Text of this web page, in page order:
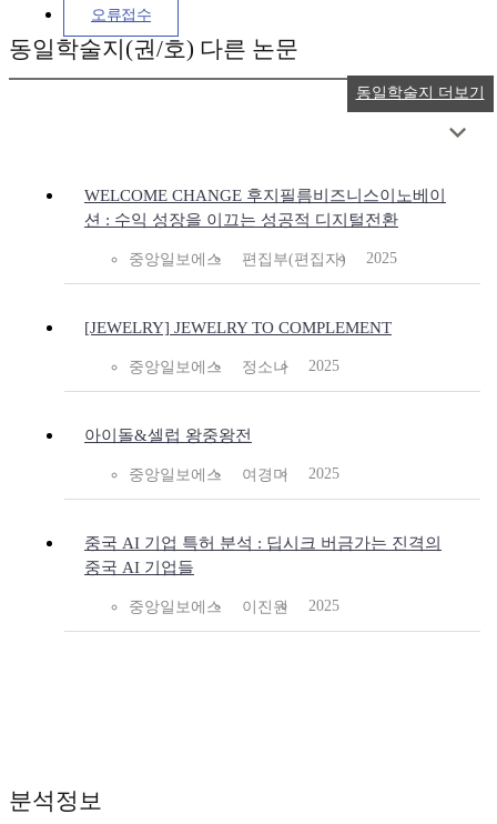
오류접수
동일학술지(권/호) 다른 논문
WELCOME CHANGE 후지필름비즈니스이노베이
션 : 수익 성장을 이끄는 성공적 디지털전환
중앙일보에스 편집부(편집자) 2025
[JEWELRY] JEWELRY TO COMPLEMENT
중앙일보에스 정소나 2025
아이돌&셀럽 왕중왕전
중앙일보에스 여경미 2025
중국 AI 기업 특허 분석 : 딥시크 버금가는 진격의
중국 AI 기업들
중앙일보에스 이진원 2025
동일학술지 더보기
분석정보